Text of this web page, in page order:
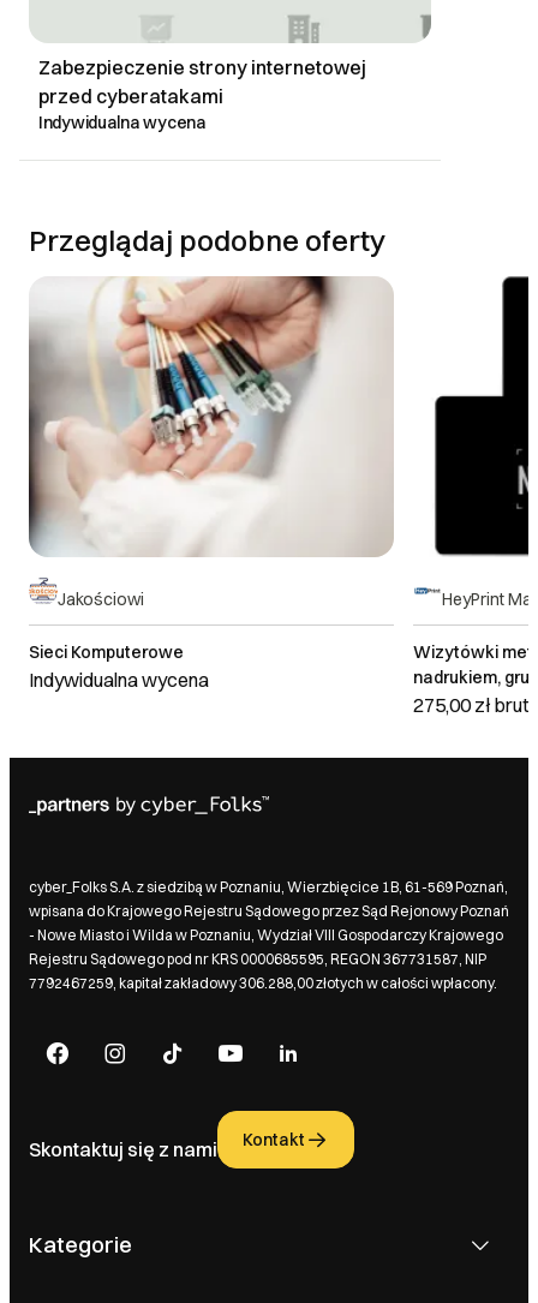
Zabezpieczenie strony internetowej
przed cyberatakami
Indywidualna wycena
Przeglądaj podobne oferty
Jakościowi
Sieci Komputerowe
Indywidualna wycena
HeyPrint
Wizytówki
nadrukiem,
sztuk
275,00 zł
cyber_Folks S.A. z siedzibą w Poznaniu, Wierzbięcice 1B, 61-569 Poznań,
wpisana do Krajowego Rejestru Sądowego przez Sąd Rejonowy Poznań
- Nowe Miasto i Wilda w Poznaniu, Wydział VIII Gospodarczy Krajowego
Rejestru Sądowego pod nr KRS 0000685595, REGON 367731587, NIP
7792467259, kapitał zakładowy 306.288,00 złotych w całości wpłacony.
Skontaktuj się z nami Kontakt
Kategorie